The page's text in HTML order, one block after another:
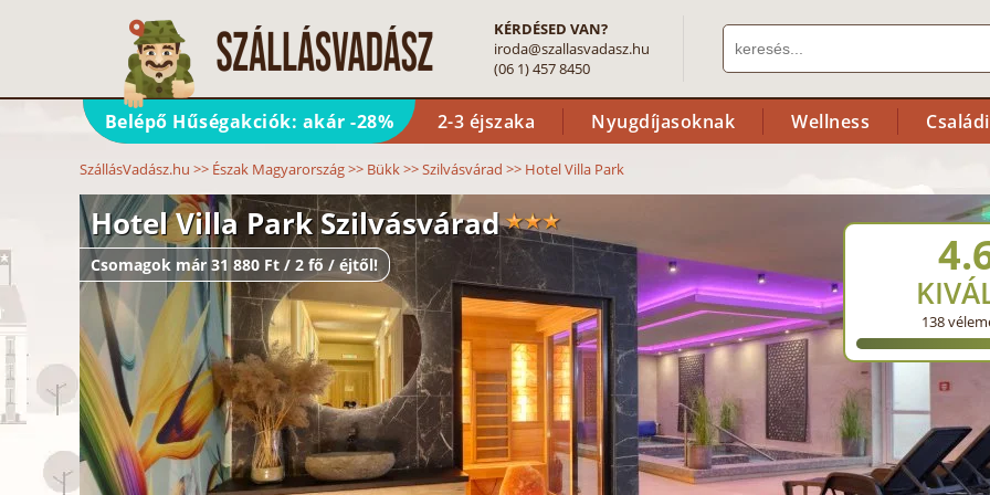
KÉRDÉSED VAN?
iroda@szallasvadasz.hu
(06 1) 457 8450
Belépő Hűségakciók: akár -28% 2-3 éjszaka Nyugdíjasoknak Wellness
SzállásVadász.hu >> Észak Magyarország>> Bükk>>Szilvásvárad >> Hotel Villa Park
Hotel Villa Park Szilvásvárad
Csomagok már 31 880 Ft / 2 fő / éjtől!
138